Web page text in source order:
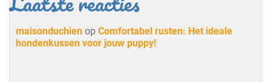
maisonduchien op Comfortabel rusten: Het ideale
hondenkussen voor jouw puppy!